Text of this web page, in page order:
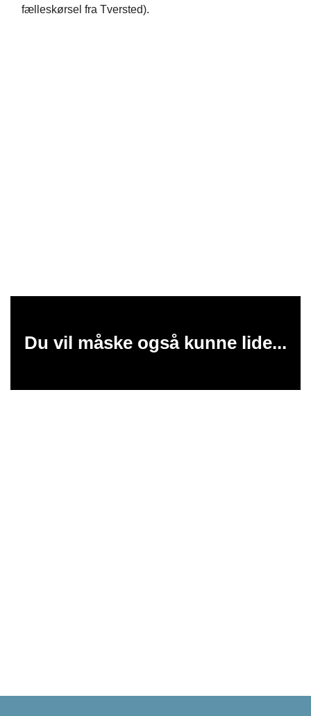
fælleskørsel fra Tversted).
Du vil måske også kunne lide...